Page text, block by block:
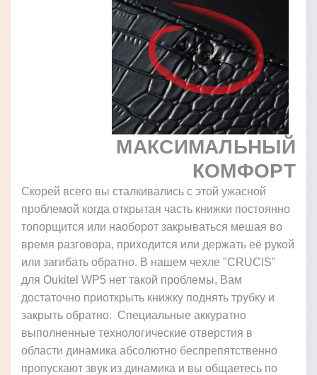
МАКСИМАЛЬНЫЙ
КОМФОРТ
Скорей всего вы сталкивались с этой ужасной
проблемой когда открытая часть книжки постоянно
топорщится или наоборот закрываться мешая во
время разговора, приходится или держать её рукой
или загибать обратно. В нашем чехле "CRUCIS"
для Oukitel WP5 нет такой проблемы, Вам
достаточно приоткрыть книжку поднять трубку и
закрыть обратно. Специальные аккуратно
выполненные технологические отверстия в
области динамика абсолютно беспрепятственно
пропускают звук из динамика и вы общаетесь по